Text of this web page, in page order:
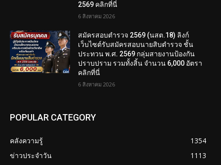
2569 คลิกที่นี่
6 สิงหาคม 2026
สมัครสอบตํารวจ 2569 (นสต.18) ลิงก์
เว็บไซต์รับสมัครสอบนายสิบตำรวจ ชั้น
ประทวน พ.ศ. 2569 กลุ่มสายงานป้องกัน
ปราบปราม รวมทั้งสิ้น จำนวน 6,000 อัตรา
คลิกที่นี่
6 สิงหาคม 2026
POPULAR CATEGORY
คลังความรู้
1354
ข่าวประจำวัน
1113